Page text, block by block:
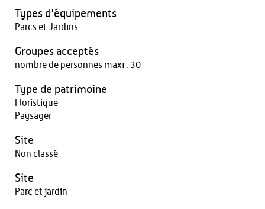
Types d'équipements
Parcs et Jardins
Groupes acceptés
nombre de personnes maxi : 30
Type de patrimoine
Floristique
Paysager
Site
Non classé
Site
Parc et jardin